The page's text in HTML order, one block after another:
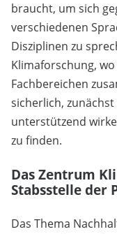
braucht, um sich
verschiedenen
Disziplinen zu
Klimaforschung,
Fachbereichen
sicherlich,
unterstützend
zu finden.
Das Zentrum
Stabsstelle der
Das Thema